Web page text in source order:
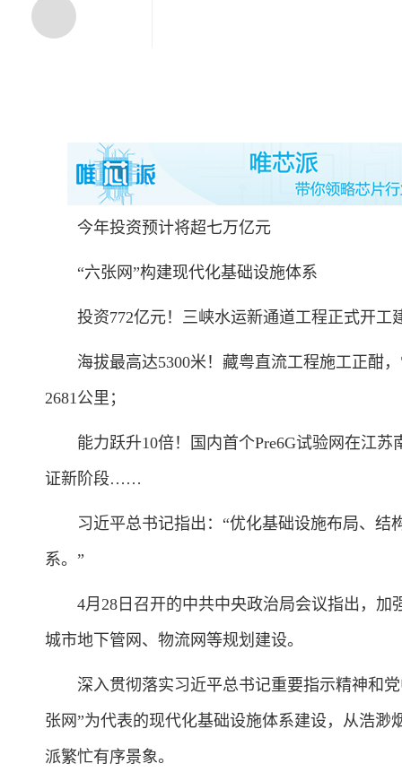
今年投资预计将超七万亿元
“六张网”构建现代化基础设施体系
投资772亿元！三峡水运新通道工程正式开工
海拔最高达5300米！藏粤直流工程施工正酣，
2681公里；
能力跃升10倍！国内首个Pre6G试验网在江苏
证新阶段……
习近平总书记指出：“优化基础设施布局、结
系。”
4月28日召开的中共中央政治局会议指出，加
城市地下管网、物流网等规划建设。
深入贯彻落实习近平总书记重要指示精神和党
张网”为代表的现代化基础设施体系建设，从浩
派繁忙有序景象。